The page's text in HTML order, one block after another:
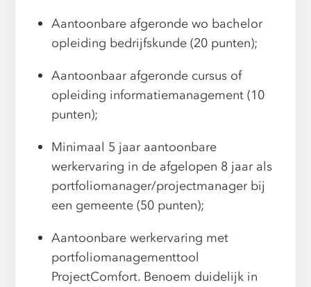
Aantoonbare afgeronde wo bachelor
opleiding bedrijfskunde (20 punten);
Aantoonbaar afgeronde cursus of
opleiding informatiemanagement (10
punten);
Minimaal 5 jaar aantoonbare
werkervaring in de afgelopen 8 jaar als
portfoliomanager/projectmanager bij
een gemeente (50 punten);
Aantoonbare werkervaring met
portfoliomanagementtool
ProjectComfort. Benoem duidelijk in